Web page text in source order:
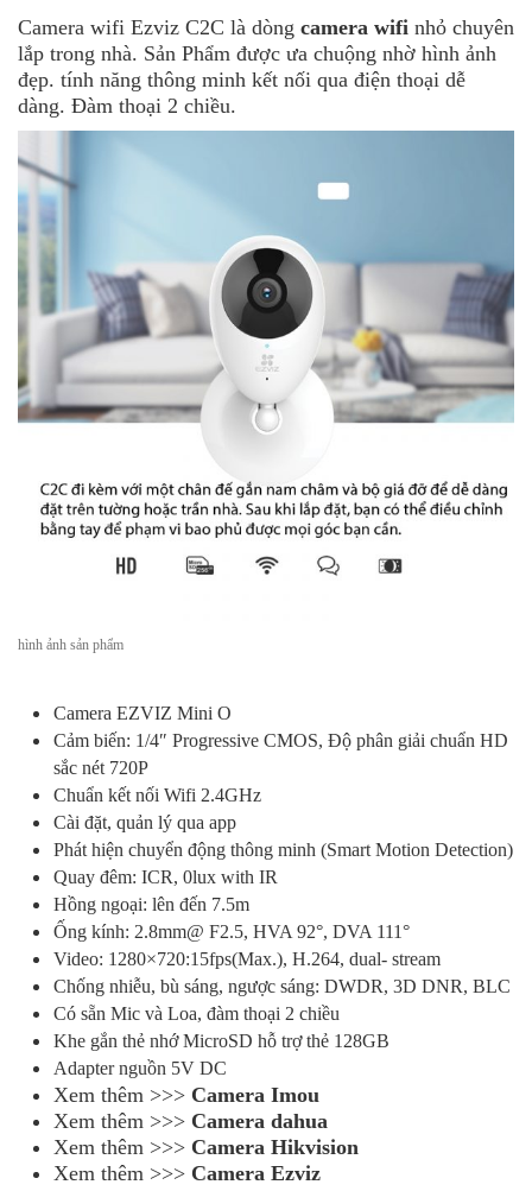
Camera wifi Ezviz C2C là dòng camera wifi nhỏ chuyên
lắp trong nhà. Sản Phẩm được ưa chuộng nhờ hình ảnh
đẹp. tính năng thông minh kết nối qua điện thoại dễ
dàng. Đàm thoại 2 chiều.
hình ảnh sản phẩm
Camera EZVIZ Mini O
Cảm biến: 1/4″ Progressive CMOS, Độ phân giải chuẩn HD
sắc nét 720P
Chuẩn kết nối Wifi 2.4GHz
Cài đặt, quản lý qua app
Phát hiện chuyển động thông minh (Smart Motion Detection)
Quay đêm: ICR, 0lux with IR
Hồng ngoại: lên đến 7.5m
Ống kính: 2.8mm@ F2.5, HVA 92°, DVA 111°
Video: 1280×720:15fps(Max.), H.264, dual- stream
Chống nhiễu, bù sáng, ngược sáng: DWDR, 3D DNR, BLC
Có sẵn Mic và Loa, đàm thoại 2 chiều
Khe gắn thẻ nhớ MicroSD hỗ trợ thẻ 128GB
Adapter nguồn 5V DC
Xem thêm >>> Camera Imou
Xem thêm >>> Camera dahua
Xem thêm >>> Camera Hikvision
Xem thêm >>> Camera Ezviz